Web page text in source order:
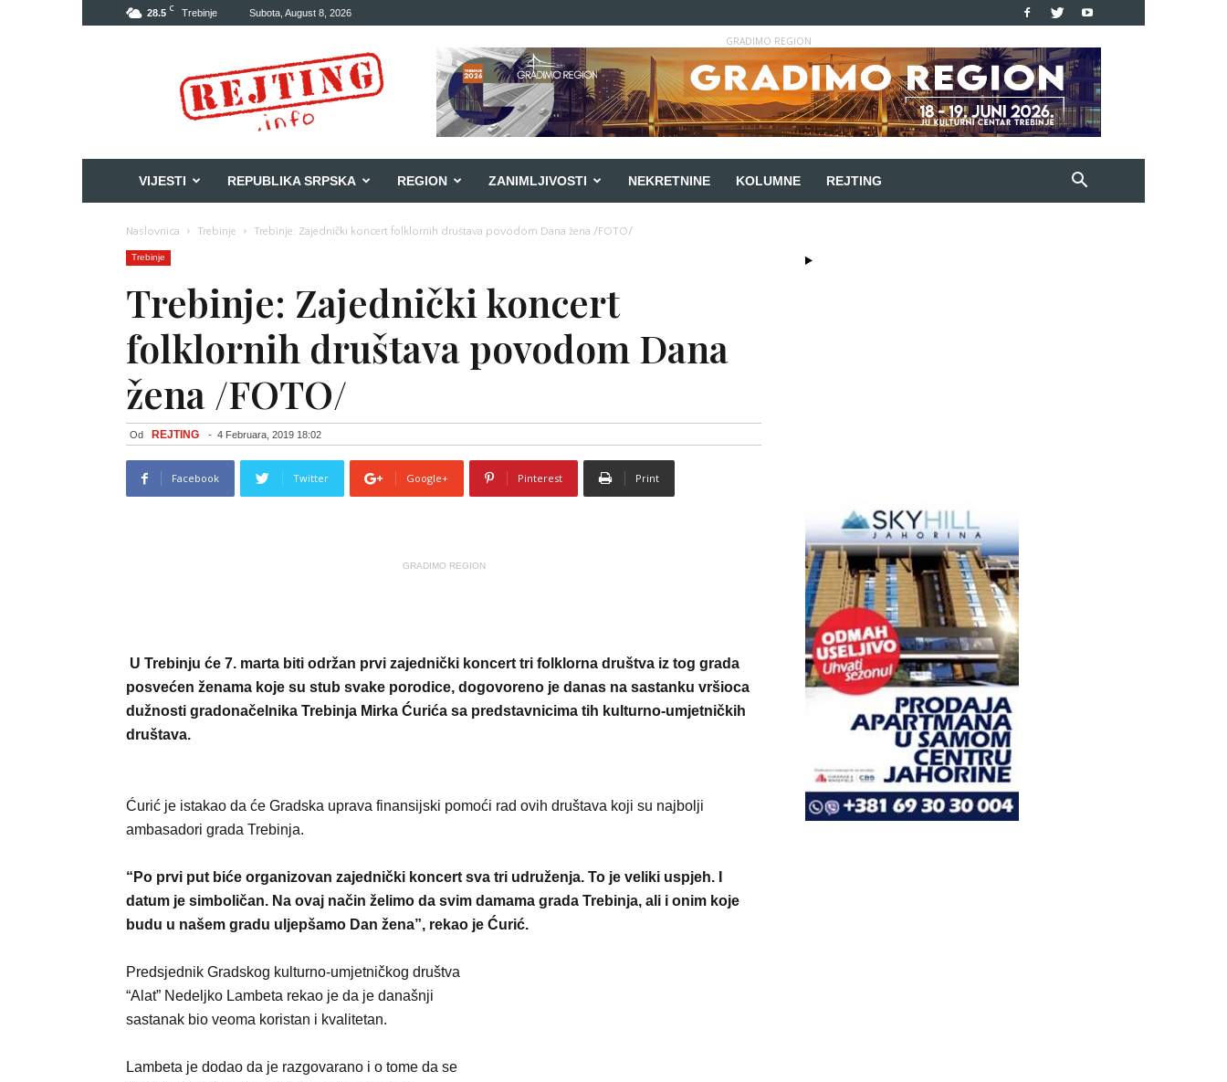
28.5 C Trebinje Subota, August 8, 2026
GRADIMO REGION
VIJESTI REPUBLIKA SRPSKA REGION ZANIMLJIVOSTI NEKRETNINE KOLUMNE REJTING
Naslovnica Trebinje Trebinje: Zajednički koncert folklornih društava povodom Dana žena /FOTO/
Trebinje
Trebinje: Zajednički koncert
folklornih društava povodom Dana
žena /FOTO/
Od REJTING - 4 Februara, 2019 18:02
Facebook Twitter Google+ Pinterest Print
GRADIMO REGION
U Trebinju će 7. marta biti održan prvi zajednički koncert tri folklorna društva iz tog grada
posvećen ženama koje su stub svake porodice, dogovoreno je danas na sastanku vršioca
dužnosti gradonačelnika Trebinja Mirka Ćurića sa predstavnicima tih kulturno-umjetničkih
društava.
Ćurić je istakao da će Gradska uprava finansijski pomoći rad ovih društava koji su najbolji
ambasadori grada Trebinja.
“Po prvi put biće organizovan zajednički koncert sva tri udruženja. To je veliki uspjeh. I
datum je simboličan. Na ovaj način želimo da svim damama grada Trebinja, ali i onim koje
budu u našem gradu uljepšamo Dan žena”, rekao je Ćurić.
Predsjednik Gradskog kulturno-umjetničkog društva
“Alat” Nedeljko Lambeta rekao je da je današnji
sastanak bio veoma koristan i kvalitetan.
Lambeta je dodao da je razgovarano i o tome da se